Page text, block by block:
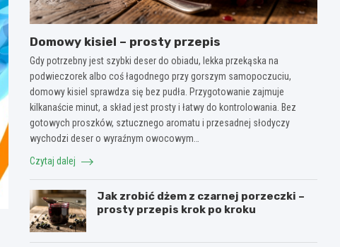
Domowy kisiel – prosty przepis
Gdy potrzebny jest szybki deser do obiadu, lekka przekąska na
podwieczorek albo coś łagodnego przy gorszym samopoczuciu,
domowy kisiel sprawdza się bez pudła. Przygotowanie zajmuje
kilkanaście minut, a skład jest prosty i łatwy do kontrolowania. Bez
gotowych proszków, sztucznego aromatu i przesadnej słodyczy
wychodzi deser o wyraźnym owocowym…
Czytaj dalej
Jak zrobić dżem z czarnej porzeczki –
prosty przepis krok po kroku